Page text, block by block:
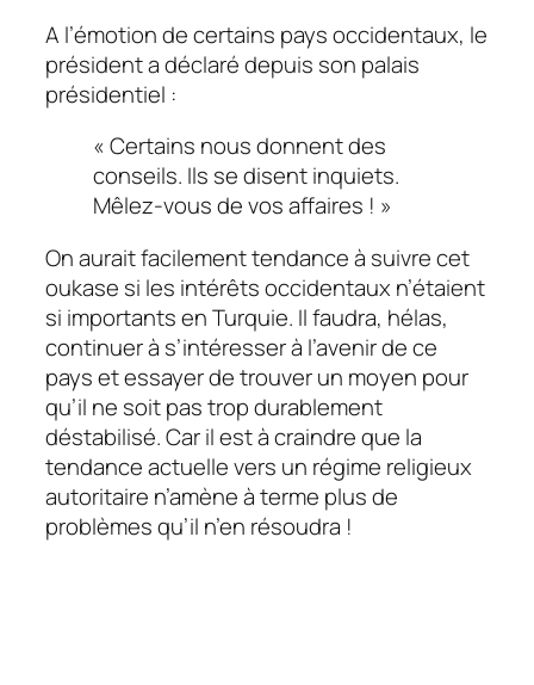
A l’émotion de certains pays occidentaux, le
président a déclaré depuis son palais
présidentiel :
« Certains nous donnent des
conseils. Ils se disent inquiets.
Mêlez-vous de vos affaires ! »
On aurait facilement tendance à suivre cet
oukase si les intérêts occidentaux n’étaient
si importants en Turquie. Il faudra, hélas,
continuer à s’intéresser à l’avenir de ce
pays et essayer de trouver un moyen pour
qu’il ne soit pas trop durablement
déstabilisé. Car il est à craindre que la
tendance actuelle vers un régime religieux
autoritaire n’amène à terme plus de
problèmes qu’il n’en résoudra !